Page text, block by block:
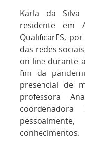
Karla da
residente em
QualificarES,
das redes
on-line durante
fim da
presencial de
professora
conhecimentos.